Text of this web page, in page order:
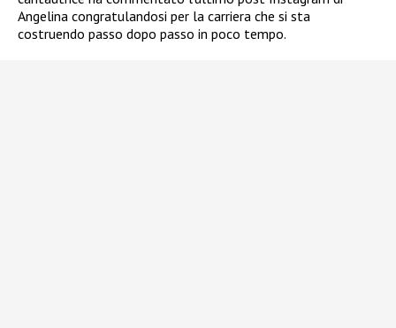
Angelina congratulandosi per la carriera che si sta
costruendo passo dopo passo in poco tempo.